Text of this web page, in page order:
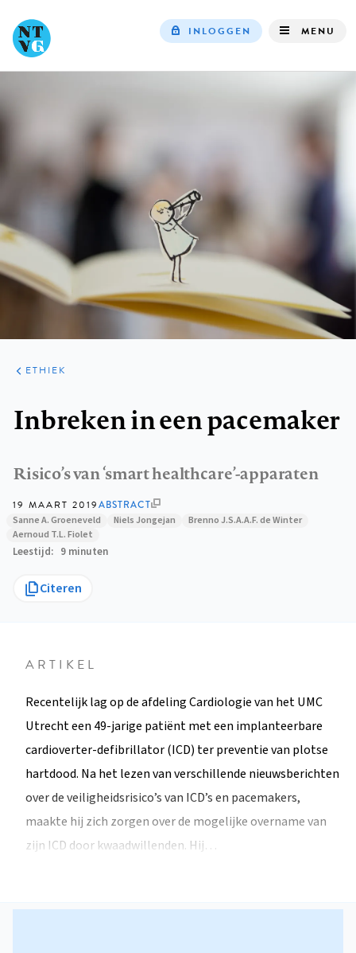
navigation
INLOGGEN MENU
Risico’s van ‘smart healthcare’-apparaten
ARTIKELEN
PERSPECTIEF
ETHIEK
Inbreken in een pacemaker
19 MAART 2019ABSTRACT
Sanne A. Groeneveld Niels Jongejan
Brenno J.S.A.A.F. de Winter
Aernoud T.L. Fiolet
Leestijd 9 minuten
Citeren
ARTIKEL
Recentelijk lag op de afdeling Cardiologie van het UMC
Utrecht een 49-jarige patiënt met een implanteerbare
cardioverter-defibrillator (ICD) ter preventie van plotse
hartdood. Na het lezen van verschillende nieuwsberichten
over de veiligheidsrisico’s van ICD’s en pacemakers,
maakte hij zich zorgen over de mogelijke overname van
zijn ICD door kwaadwillenden. Hij…